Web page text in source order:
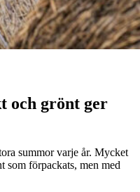
och grönt ger
summor varje år. Mycket
som förpackats, men med